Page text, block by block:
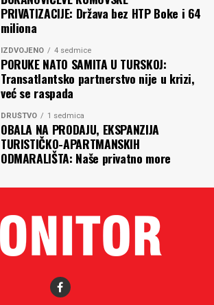
PRIVATIZACIJE: Država bez HTP Boke i 64
miliona
IZDVOJENO 4 sedmice
PORUKE NATO SAMITA U TURSKOJ:
Transatlantsko partnerstvo nije u krizi,
već se raspada
DRUŠTVO 1 sedmica
OBALA NA PRODAJU, EKSPANZIJA
TURISTIČKO-APARTMANSKIH
ODMARALIŠTA: Naše privatno more